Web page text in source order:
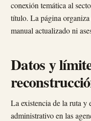
conexión temática al
título. La página
manual actualizado ni
Datos y
La existencia de la ruta
administrativo en las